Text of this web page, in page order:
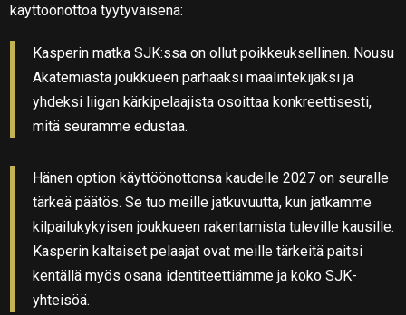
käyttöönottoa tyytyväisenä:
Kasperin matka SJK:ssa on ollut poikkeuksellinen. Nousu
Akatemiasta joukkueen parhaaksi maalintekijäksi ja
yhdeksi liigan kärkipelaajista osoittaa konkreettisesti,
mitä seuramme edustaa.
Hänen option käyttöönottonsa kaudelle 2027 on seuralle
tärkeä päätös. Se tuo meille jatkuvuutta, kun jatkamme
kilpailukykyisen joukkueen rakentamista tuleville kausille.
Kasperin kaltaiset pelaajat ovat meille tärkeitä paitsi
kentällä myös osana identiteettiämme ja koko SJK-
yhteisöä.